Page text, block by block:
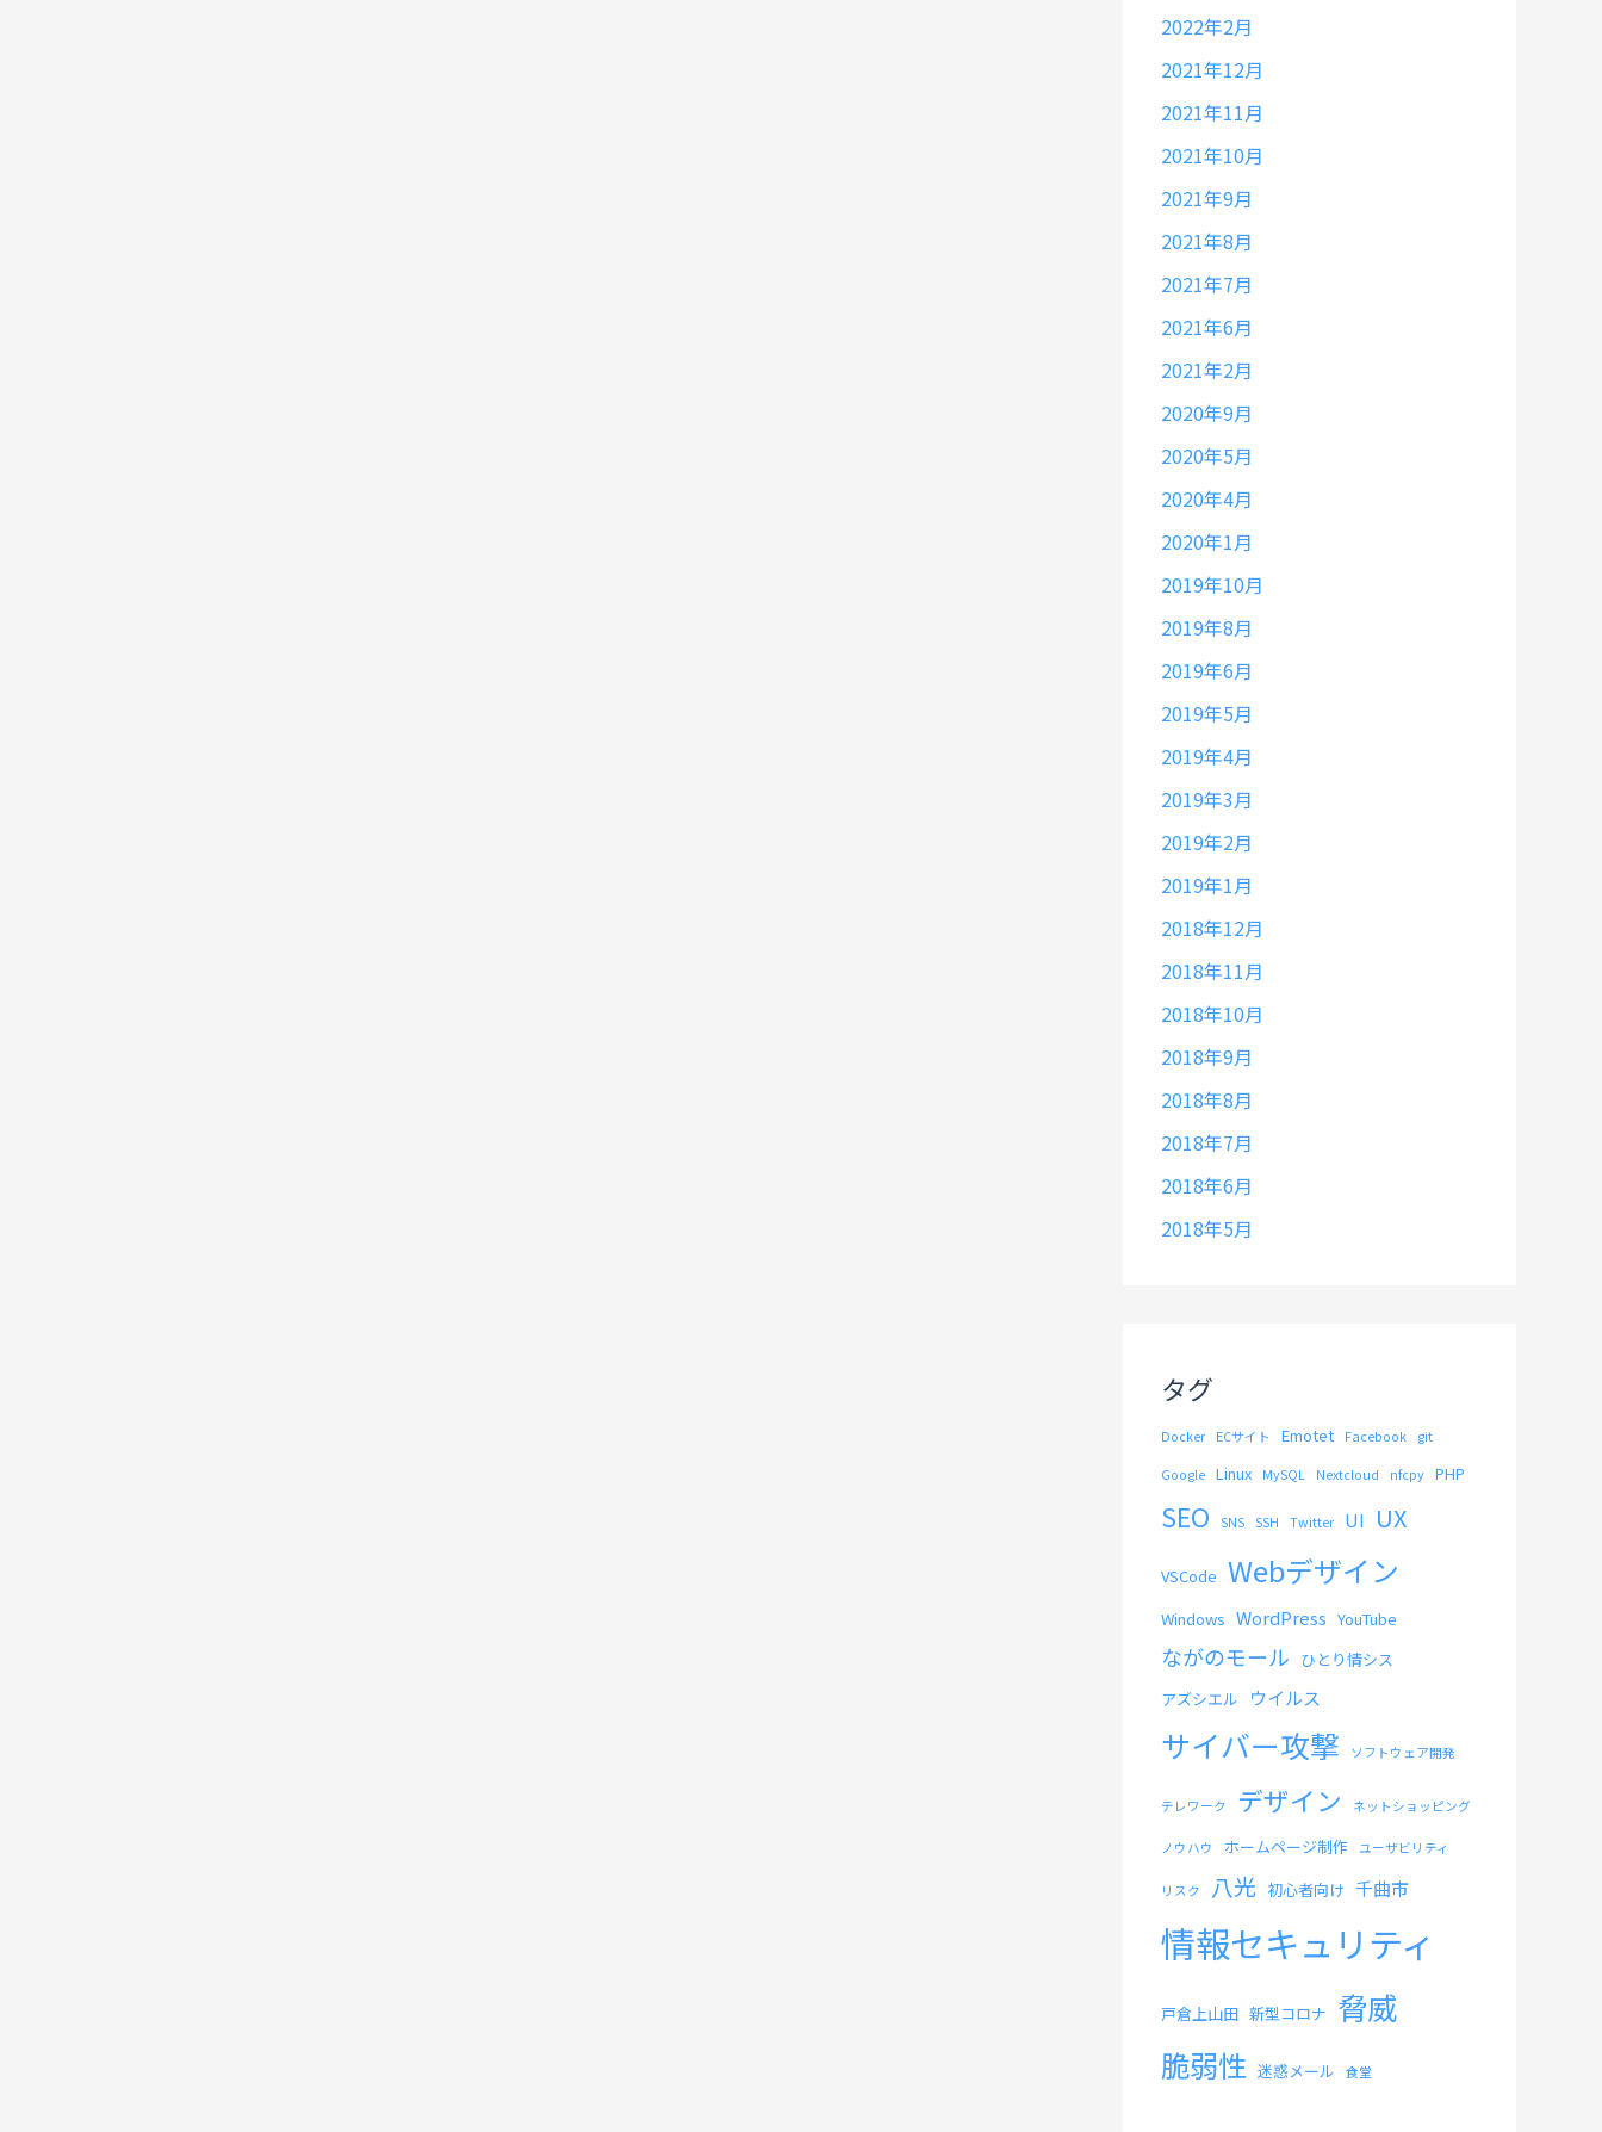
2022年2月
2021年12月
2021年11月
2021年10月
2021年9月
2021年8月
2021年7月
2021年6月
2021年2月
2020年9月
2020年5月
2020年4月
2020年1月
2019年10月
2019年8月
2019年6月
2019年5月
2019年4月
2019年3月
2019年2月
2019年1月
2018年12月
2018年11月
2018年10月
2018年9月
2018年8月
2018年7月
2018年6月
2018年5月
タグ
Docker ECサイト Emotet Facebook git
Google Linux MySQL Nextcloud nfcpy PHP
SEO SNS SSH Twitter UI UX
VSCode Webデザイン
Windows WordPress YouTube
ながのモール ひとり情シス
アズシエル
ウイルス
サイバー攻撃 ソフトウェア開発
テレワーク デザイン ネットショッピング
ノウハウ ホームページ制作 ユーザビリティ
リスク 八光 初心者向け 千曲市
情報セキュリティ
戸倉上山田 新型コロナ 脅威
脆弱性 迷惑メール 食堂